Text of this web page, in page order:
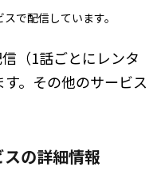
で配信しています。
（1話ごとにレンタ
。その他のサービス
スの詳細情報